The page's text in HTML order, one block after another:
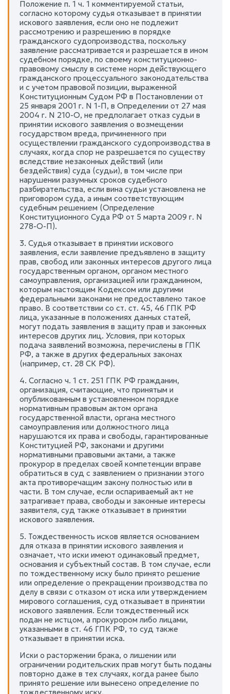
Положение п. 1 ч. 1 комментируемой статьи,
согласно которому судья отказывает в принятии
искового заявления, если оно не подлежит
рассмотрению и разрешению в порядке
гражданского судопроизводства, поскольку
заявление рассматривается и разрешается в ином
судебном порядке, по своему конституционно-
правовому смыслу в системе норм действующего
гражданского процессуального законодательства
и с учетом правовой позиции, выраженной
Конституционным Судом РФ в Постановлении от
25 января 2001 г. N 1-П, в Определении от 27 мая
2004 г. N 210-О, не предполагает отказ судьи в
принятии искового заявления о возмещении
государством вреда, причиненного при
осуществлении гражданского судопроизводства в
случаях, когда спор не разрешается по существу
вследствие незаконных действий (или
бездействия) суда (судьи), в том числе при
нарушении разумных сроков судебного
разбирательства, если вина судьи установлена не
приговором суда, а иным соответствующим
судебным решением (Определение
Конституционного Суда РФ от 5 марта 2009 г. N
278-О-П).
3. Судья отказывает в принятии искового
заявления, если заявление предъявлено в защиту
прав, свобод или законных интересов другого лица
государственным органом, органом местного
самоуправления, организацией или гражданином,
которым настоящим Кодексом или другими
федеральными законами не предоставлено такое
право. В соответствии со ст. ст. 45, 46 ГПК РФ
лица, указанные в положениях данных статей,
могут подать заявления в защиту прав и законных
интересов других лиц. Условия, при которых
подача заявлений возможна, перечислены в ГПК
РФ, а также в других федеральных законах
(например, ст. 28 СК РФ).
4. Согласно ч. 1 ст. 251 ГПК РФ гражданин,
организация, считающие, что принятым и
опубликованным в установленном порядке
нормативным правовым актом органа
государственной власти, органа местного
самоуправления или должностного лица
нарушаются их права и свободы, гарантированные
Конституцией РФ, законами и другими
нормативными правовыми актами, а также
прокурор в пределах своей компетенции вправе
обратиться в суд с заявлением о признании этого
акта противоречащим закону полностью или в
части. В том случае, если оспариваемый акт не
затрагивает права, свободы и законные интересы
заявителя, суд также отказывает в принятии
искового заявления.
5. Тождественность исков является основанием
для отказа в принятии искового заявления и
означает, что иски имеют одинаковый предмет,
основания и субъектный состав. В том случае, если
по тождественному иску было принято решение
или определение о прекращении производства по
делу в связи с отказом от иска или утверждением
мирового соглашения, суд отказывает в принятии
искового заявления. Если тождественный иск
подан не истцом, а прокурором либо лицами,
указанными в ст. 46 ГПК РФ, то суд также
отказывает в принятии иска.
Иски о расторжении брака, о лишении или
ограничении родительских прав могут быть поданы
повторно даже в тех случаях, когда ранее было
принято решение или вынесено определение по
тождественному иску.